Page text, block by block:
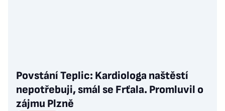
Povstání Teplic: Kardiologa naštěstí
nepotřebuji, smál se Frťala. Promluvil o
zájmu Plzně